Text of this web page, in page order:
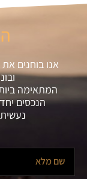
אנו בוחנים
המתאימה
הנכסים